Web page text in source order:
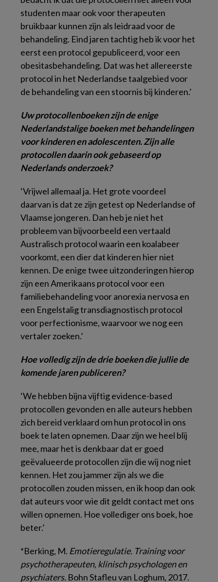
studenten maar ook voor therapeuten
bruikbaar kunnen zijn als leidraad voor de
behandeling. Eind jaren tachtig heb ik voor het
eerst een protocol gepubliceerd, voor een
obesitasbehandeling. Dat was het allereerste
protocol in het Nederlandse taalgebied voor
de behandeling van een stoornis bij kinderen.’
Uw protocollenboeken zijn de enige
Nederlandstalige boeken met behandelingen
voor kinderen en adolescenten. Zijn alle
protocollen daarin ook gebaseerd op
Nederlands onderzoek?
‘Vrijwel allemaal ja. Het grote voordeel
daarvan is dat ze zijn getest op Nederlandse of
Vlaamse jongeren. Dan heb je niet het
probleem van bijvoorbeeld een vertaald
Australisch protocol waarin een koalabeer
voorkomt, een dier dat kinderen hier niet
kennen. De enige twee uitzonderingen hierop
zijn een Amerikaans protocol voor een
familiebehandeling voor anorexia nervosa en
een Engelstalig transdiagnostisch protocol
voor perfectionisme, waarvoor we nog een
vertaler zoeken.’
Hoe volledig zijn de drie boeken die jullie de
komende jaren publiceren?
‘We hebben bijna vijftig evidence-based
protocollen gevonden en alle auteurs hebben
zich bereid verklaard om hun protocol in ons
boek te laten opnemen. Daar zijn we heel blij
mee, maar het is denkbaar dat er goed
geëvalueerde protocollen zijn die wij nog niet
kennen. Het zou jammer zijn als we die
protocollen zouden missen, en ik hoop dan ook
dat auteurs voor wie dit geldt contact met ons
willen opnemen. Hoe vollediger ons boek, hoe
beter.’
*Berking, M. Emotieregulatie. Training voor
psychotherapeuten, klinisch psychologen en
psychiaters. Bohn Stafleu van Loghum, 2017.